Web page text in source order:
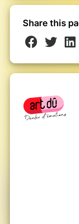
Share this